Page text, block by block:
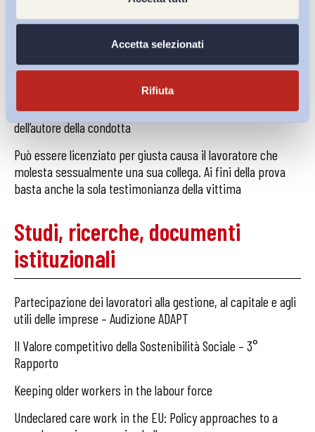
Accetta selezionati
Rifiuta
delle strutture organizzative e operative fondamentali e,
Rivolgere frasi offensive sull’orientamento sessuale ad un
collega, integra una forma di molestia per la cui
sussistenza non è richiesta l’intenzione soggettiva
dell’autore della condotta
Può essere licenziato per giusta causa il lavoratore che
molesta sessualmente una sua collega. Ai fini della prova
basta anche la sola testimonianza della vittima
Studi, ricerche, documenti
istituzionali
Partecipazione dei lavoratori alla gestione, al capitale e agli
utili delle imprese – Audizione ADAPT
Il Valore competitivo della Sostenibilità Sociale – 3°
Rapporto
Keeping older workers in the labour force
Undeclared care work in the EU: Policy approaches to a